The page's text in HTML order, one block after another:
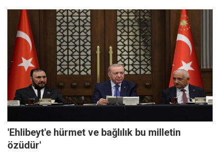
'Ehlibeyt'e hürmet ve bağlılık bu milletin
özüdür'